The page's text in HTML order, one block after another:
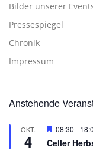
Bilder unserer
Pressespiegel
Chronik
Impressum
Anstehende
OKT.
4
08:30 -
Celler